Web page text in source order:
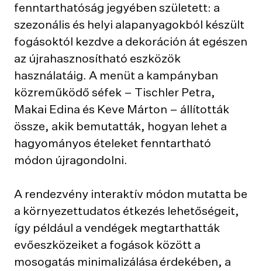
fenntarthatóság jegyében született: a
szezonális és helyi alapanyagokból készült
fogásoktól kezdve a dekoráción át egészen
az újrahasznosítható eszközök
használatáig. A menüt a kampányban
közreműködő séfek – Tischler Petra,
Makai Edina és Keve Márton – állították
össze, akik bemutatták, hogyan lehet a
hagyományos ételeket fenntartható
módon újragondolni.
A rendezvény interaktív módon mutatta be
a környezettudatos étkezés lehetőségeit,
így például a vendégek megtarthatták
evőeszközeiket a fogások között a
mosogatás minimalizálása érdekében, a